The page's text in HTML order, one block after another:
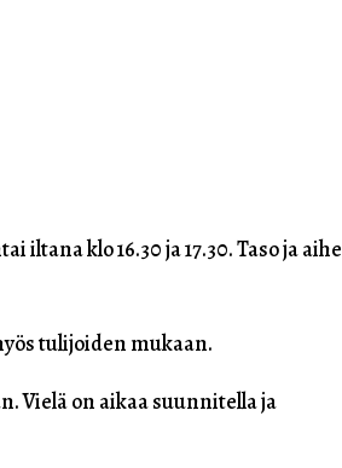
klo 16.30 ja 17.30. Taso ja aihe
tulijoiden mukaan.
Vielä on aikaa suunnitella ja